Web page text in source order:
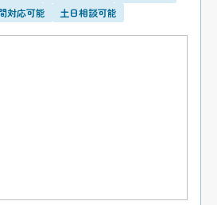
対応可能 土日相談可能